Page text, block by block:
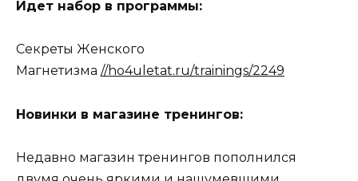
Идет набор в программы:
Секреты Женского
Магнетизма //ho4uletat.ru/trainings/2249
Новинки в магазине тренингов:
Недавно магазин тренингов пополнился